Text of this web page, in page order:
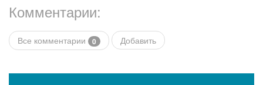
Комментарии:
Все комментарии 0 Добавить